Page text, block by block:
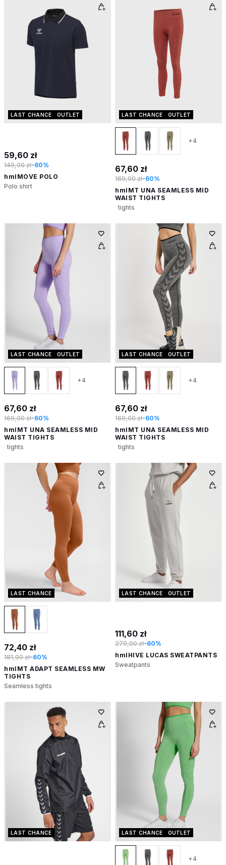
LAST CHANCE OUTLET
59,60 zł
149,00 zł-60%
hmlMOVE POLO
Polo shirt
LAST CHANCE OUTLET
+4
67,60 zł
169,00 zł-60%
hmlMT UNA SEAMLESS MID
WAIST TIGHTS
tights
LAST CHANCE OUTLET
+4
67,60 zł
169,00 zł-60%
hmlMT UNA SEAMLESS MID
WAIST TIGHTS
tights
LAST CHANCE OUTLET
+4
67,60 zł
169,00 zł-60%
hmlMT UNA SEAMLESS MID
WAIST TIGHTS
tights
LAST CHANCE
72,40 zł
181,00 zł-60%
hmlMT ADAPT SEAMLESS MW
TIGHTS
Seamless tights
LAST CHANCE OUTLET
111,60 zł
279,00 zł-60%
hmlHIVE LUCAS SWEATPANTS
Sweatpants
LAST CHANCE LAST CHANCE OUTLET
+4